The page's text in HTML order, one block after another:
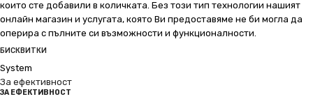
които сте добавили в количката. Без този тип технологии нашият
онлайн магазин и услугата, която Ви предоставяме не би могла да
оперира с пълните си възможности и функционалности.
БИСКВИТКИ
System
За ефективност
ЗА ЕФЕКТИВНОСТ